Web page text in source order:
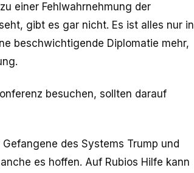
einer Fehlwahrnehmung der
gibt es gar nicht. Es ist alles nur in
beschwichtigende Diplomatie mehr,
besuchen, sollten darauf
des Systems Trump und
es hoffen. Auf Rubios Hilfe kann